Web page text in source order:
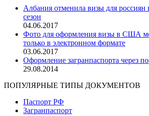
Албания отменила визы для россиян
сезон
04.06.2017
Фото для оформления визы в США
только в электронном формате
03.06.2017
Оформление загранпаспорта через
29.08.2014
ПОПУЛЯРНЫЕ ТИПЫ ДОКУМЕНТОВ
Паспорт РФ
Загранпаспорт